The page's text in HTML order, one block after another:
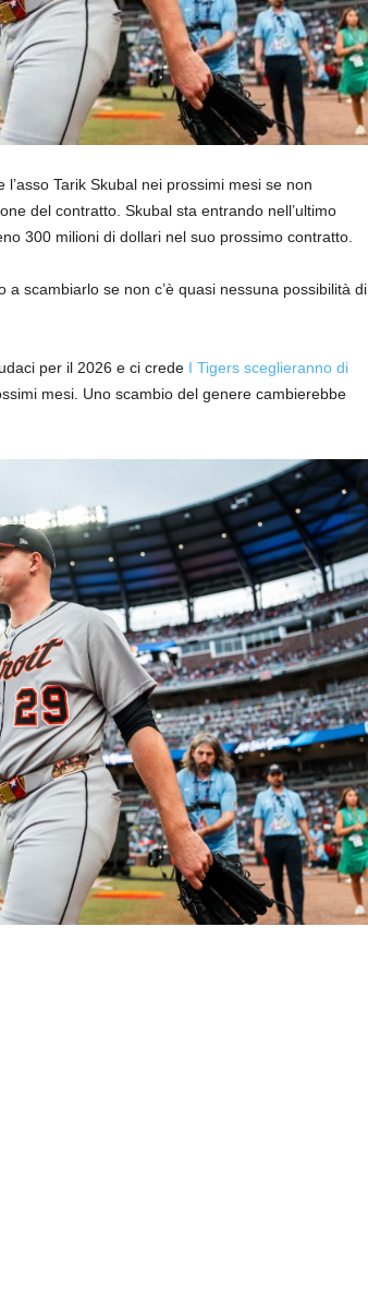
Tarik Skubal nei prossimi mesi se non
del contratto. Skubal sta entrando nell’ultimo
300 milioni di dollari nel suo prossimo contratto.
scambiarlo se non c’è quasi nessuna possibilità di
per il 2026 e ci crede I Tigers sceglieranno di
mesi. Uno scambio del genere cambierebbe